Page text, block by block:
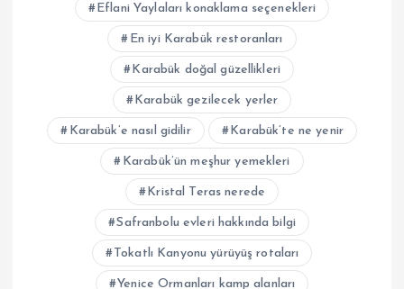
Eflani Yaylaları konaklama seçenekleri
En iyi Karabük restoranları
Karabük doğal güzellikleri
Karabük gezilecek yerler
Karabük’e nasıl gidilir Karabük’te ne yenir
Karabük’ün meşhur yemekleri
Kristal Teras nerede
Safranbolu evleri hakkında bilgi
Tokatlı Kanyonu yürüyüş rotaları
Yenice Ormanları kamp alanları